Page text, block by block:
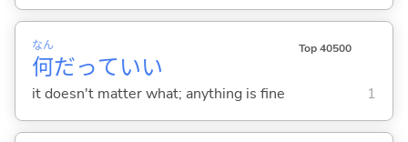
何
なん
だっていい
Top 40500
it doesn't matter what; anything is fine 1